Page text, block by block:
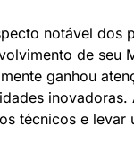
notável dos
de seu
ganhou
técnicos e levar